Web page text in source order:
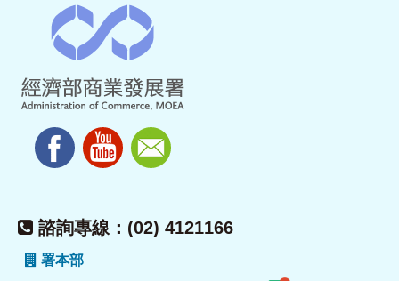
諮詢專線：(02) 4121166
署本部